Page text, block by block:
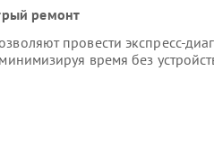
ремонт
провести экспресс-
время без